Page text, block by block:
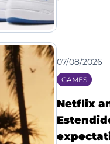
07/08/2026
GAMES
Netflix